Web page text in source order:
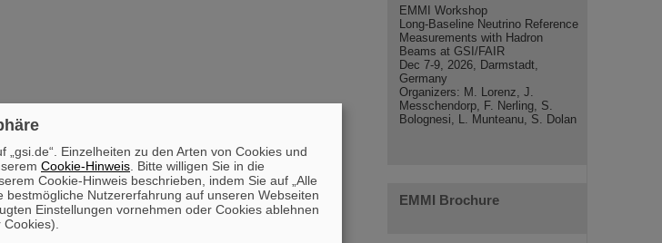
EMMI Workshop
Long-Baseline Neutrino Reference
Measurements with Hadron
Beams at GSI/FAIR
Dec 7-9, 2026, Darmstadt,
Germany
Organizers: M. Lorenz, J.
Messchendorp, F. Nerling, S.
Bolognesi, L. Munteanu, S. Dolan
EMMI Brochure
Einzelheiten zu den Arten von Cookies und
Cookie-Hinweis . Bitte willigen Sie in die
Cookie-Hinweis beschrieben, indem Sie auf „Alle
bestmögliche Nutzererfahrung auf unseren Webseiten
Einstellungen vornehmen oder Cookies ablehnen